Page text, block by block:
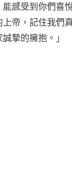
能感受到你們
帝，記住我們
摯的擁抱。」